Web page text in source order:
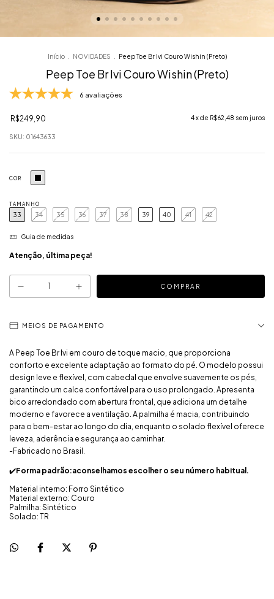
Início NOVIDADES Peep Toe Br Ivi Couro Wishin (Preto)
Peep Toe Br Ivi Couro Wishin (Preto)
6 avaliações
R$249,90 4x de R$62,48 sem juros
SKU: 01643633
COR
TAMANHO
33 34 35 36 37 38 39 40 41 42
Guia de medidas
Atenção, última peça!
MEIOS DE PAGAMENTO
A Peep Toe Br Ivi em couro de toque macio, que proporciona
conforto e excelente adaptação ao formato do pé. O modelo possui
design leve e flexível, com cabedal que envolve suavemente os pés,
garantindo um calce confortável para o uso prolongado. Apresenta
bico arredondado com abertura frontal, que adiciona um detalhe
moderno e favorece a ventilação. A palmilha é macia, contribuindo
para o bem-estar ao longo do dia, enquanto o solado flexível oferece
leveza, aderência e segurança ao caminhar.
-Fabricado no Brasil.
✔️Forma padrão:aconselhamos escolher o seu número habitual.
Material interno: Forro Sintético
Material externo: Couro
Palmilha: Sintético
Solado: TR